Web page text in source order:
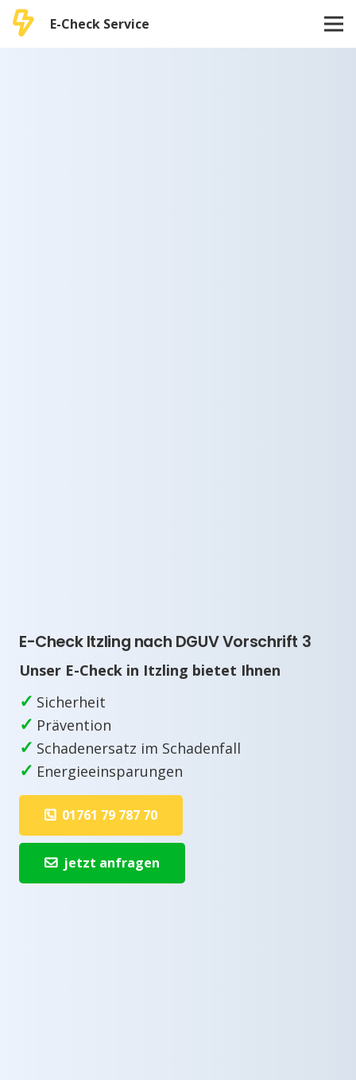
E-Check Service
E-Check Itzling nach DGUV Vorschrift 3
Unser E-Check in Itzling bietet Ihnen
✓ Sicherheit
✓ Prävention
✓ Schadenersatz im Schadenfall
✓ Energieeinsparungen
01761 79 787 70
jetzt anfragen